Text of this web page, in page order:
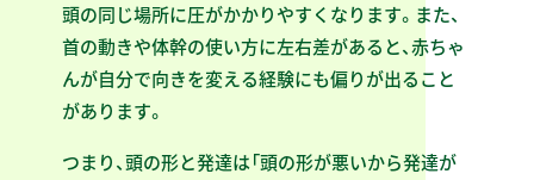
頭の同じ場所に圧がかかりやすくなります。また、
首の動きや体幹の使い方に左右差があると、赤ちゃ
んが自分で向きを変える経験にも偏りが出ること
があります。
つまり、頭の形と発達は「頭の形が悪いから発達が